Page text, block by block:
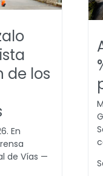
de los
En
de Vías —